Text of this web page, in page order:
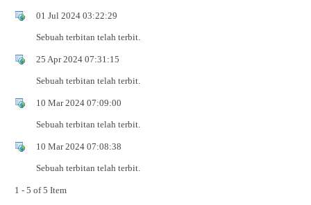
01 Jul 2024 03:22:29
Sebuah terbitan telah terbit.
25 Apr 2024 07:31:15
Sebuah terbitan telah terbit.
10 Mar 2024 07:09:00
Sebuah terbitan telah terbit.
10 Mar 2024 07:08:38
Sebuah terbitan telah terbit.
1 - 5 of 5 Item